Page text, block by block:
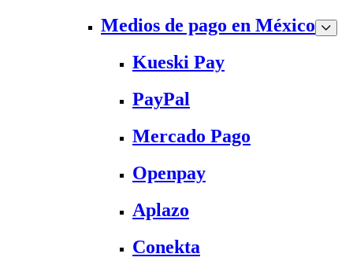
Medios de pago en México
Kueski Pay
PayPal
Mercado Pago
Openpay
Aplazo
Conekta